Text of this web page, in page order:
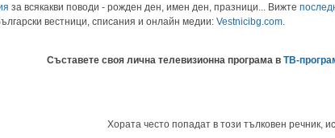
за всякакви поводи - рожден ден, имен ден, празници... Вижте
вестници, списания и онлайн медии: Vestnicibg.com
Съставете своя лична телевизионна програма в ТВ-
Хората често попадат в този тълковен речник,